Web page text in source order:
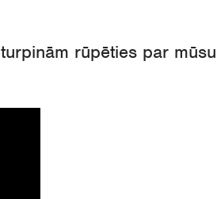
turpinām rūpēties par mūsu